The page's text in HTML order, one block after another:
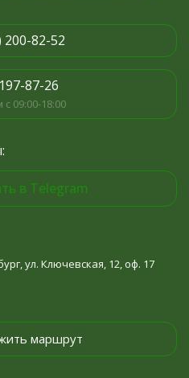
200-82-52
87-26
09:00-18:00
в Telegram
ул. Ключевская, 12, оф. 17
маршрут